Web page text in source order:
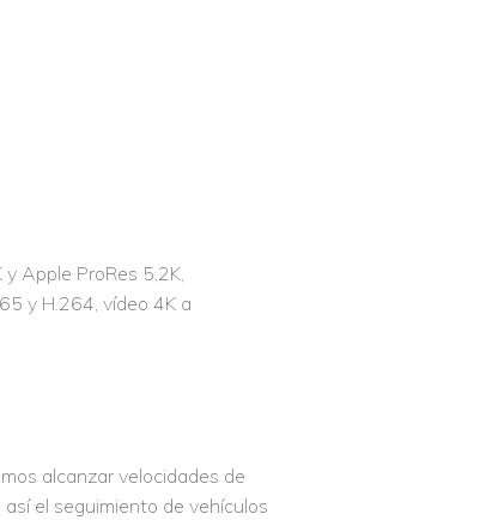
Apple ProRes 5,2K,
y H.264, vídeo 4K a
alcanzar velocidades de
el seguimiento de vehículos